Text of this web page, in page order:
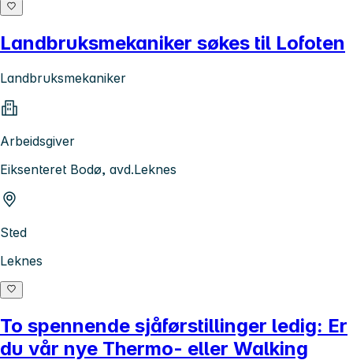
Landbruksmekaniker søkes til Lofoten
Landbruksmekaniker
Arbeidsgiver
Eiksenteret Bodø, avd.Leknes
Sted
Leknes
To spennende sjåførstillinger ledig: Er
du vår nye Thermo- eller Walking